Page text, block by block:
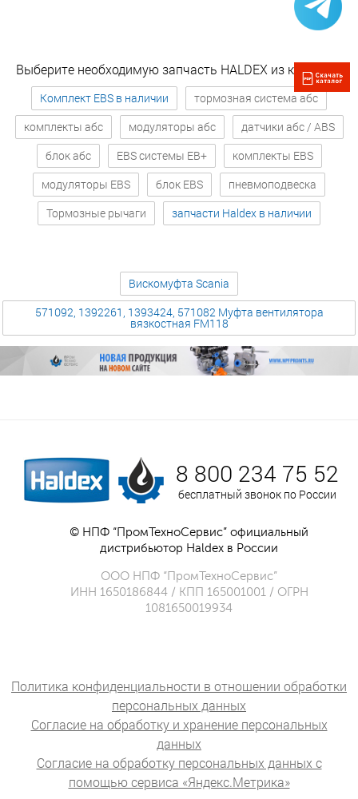
Выберите необходимую запчасть HALDEX из каталога
Комплект EBS в наличии
тормозная система абс
комплекты абс
модуляторы абс
датчики абс / ABS
блок абс
EBS системы EB+
комплекты EBS
модуляторы EBS
блок EBS
пневмоподвеска
Тормозные рычаги
запчасти Haldex в наличии
Вискомуфта Scania
571092, 1392261, 1393424, 571082 Муфта вентилятора
вязкостная FM118
8 800 234 75 52
бесплатный звонок по России
© НПФ “ПромТехноСервис” официальный
дистрибьютор Haldex в России
ООО НПФ “ПромТехноСервис”
ИНН 1650186844 / КПП 165001001 / ОГРН
1081650019934
Политика конфиденциальности в отношении обработки
персональных данных
Согласие на обработку и хранение персональных
данных
Согласие на обработку персональных данных с
помощью сервиса «Яндекс.Метрика»